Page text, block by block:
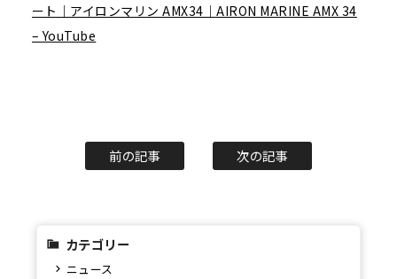
ート｜アイロンマリン AMX34｜AIRON MARINE AMX 34
– YouTube
前の記事 次の記事
カテゴリー
ニュース